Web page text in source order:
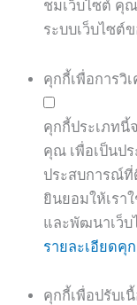
ชมเว็บไซต์ คุ
ระบบเว็บไซต์ข
คุกกี้เพื่อการวิ
คุกกี้ประเภทนี้
คุณ เพื่อเป็นป
ประสบการณ์ที่
ยินยอมให้เรา
และพัฒนาเว็บ
รายละเอียดคุ
คุกกี้เพื่อปรับเ